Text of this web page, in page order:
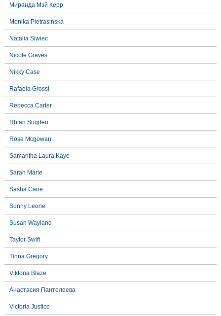
Миранда Мэй Керр
Monika Pietrasinska
Natalia Siwiec
Nicole Graves
Nikky Case
Rafaela Grossl
Rebecca Carter
Rhian Sugden
Rose Mcgowan
Samantha Laura Kaye
Sarah Marie
Sasha Cane
Sunny Leone
Susan Wayland
Taylor Swift
Tinna Gregory
Viktoria Blaze
Анастасия Пантелеева
Victoria Justice